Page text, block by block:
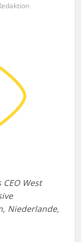
West
Niederlande,